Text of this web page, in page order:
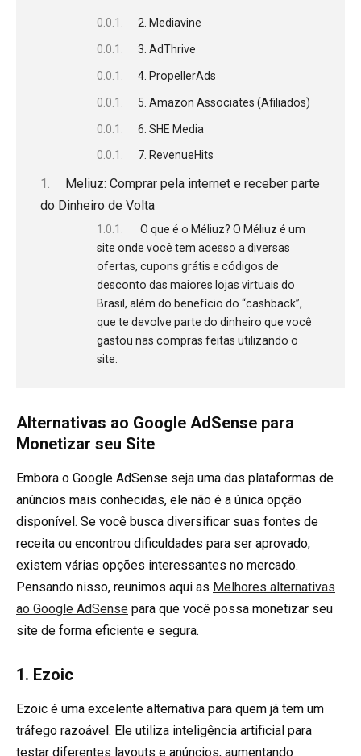
2. Mediavine
3. AdThrive
4. PropellerAds
5. Amazon Associates (Afiliados)
6. SHE Media
7. RevenueHits
Meliuz: Comprar pela internet e receber parte
do Dinheiro de Volta
O que é o Méliuz? O Méliuz é um
site onde você tem acesso a diversas
ofertas, cupons grátis e códigos de
desconto das maiores lojas virtuais do
Brasil, além do benefício do “cashback”,
que te devolve parte do dinheiro que você
gastou nas compras feitas utilizando o
site.
Alternativas ao Google AdSense para
Monetizar seu Site
Embora o Google AdSense seja uma das plataformas de
anúncios mais conhecidas, ele não é a única opção
disponível. Se você busca diversificar suas fontes de
receita ou encontrou dificuldades para ser aprovado,
existem várias opções interessantes no mercado.
Pensando nisso, reunimos aqui as Melhores alternativas
ao Google AdSense para que você possa monetizar seu
site de forma eficiente e segura.
1. Ezoic
Ezoic é uma excelente alternativa para quem já tem um
tráfego razoável. Ele utiliza inteligência artificial para
testar diferentes layouts e anúncios, aumentando